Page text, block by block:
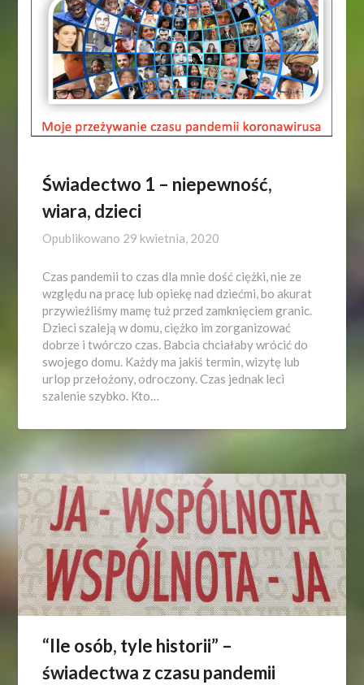
Świadectwo 1 – niepewność,
wiara, dzieci
Opublikowano 29 kwietnia, 2020
Czas pandemii to czas dla mnie dość ciężki, nie ze
względu na pracę lub opiekę nad dziećmi, bo akurat
przywieźliśmy mamę tuż przed zamknięciem granic.
Dzieci szaleją w domu, ciężko im zorganizować
dobrze i twórczo czas. Babcia chciałaby wrócić do
swojego domu. Każdy ma jakiś termin, wizytę lub
urlop przełożony, odroczony. Czas jednak leci
szalenie szybko. Kto…
“Ile osób, tyle historii” –
świadectwa z czasu pandemii